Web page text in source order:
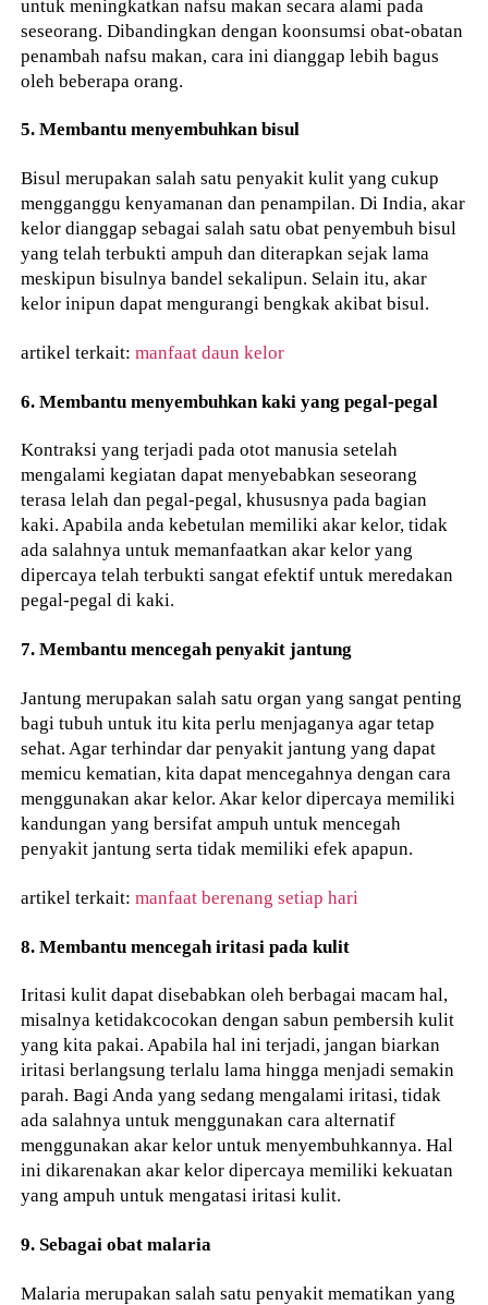
untuk meningkatkan nafsu makan secara alami pada
seseorang. Dibandingkan dengan koonsumsi obat-obatan
penambah nafsu makan, cara ini dianggap lebih bagus
oleh beberapa orang.
5. Membantu menyembuhkan bisul
Bisul merupakan salah satu penyakit kulit yang cukup
mengganggu kenyamanan dan penampilan. Di India, akar
kelor dianggap sebagai salah satu obat penyembuh bisul
yang telah terbukti ampuh dan diterapkan sejak lama
meskipun bisulnya bandel sekalipun. Selain itu, akar
kelor inipun dapat mengurangi bengkak akibat bisul.
artikel terkait:manfaat daun kelor
6. Membantu menyembuhkan kaki yang pegal-pegal
Kontraksi yang terjadi pada otot manusia setelah
mengalami kegiatan dapat menyebabkan seseorang
terasa lelah dan pegal-pegal, khususnya pada bagian
kaki. Apabila anda kebetulan memiliki akar kelor, tidak
ada salahnya untuk memanfaatkan akar kelor yang
dipercaya telah terbukti sangat efektif untuk meredakan
pegal-pegal di kaki.
7. Membantu mencegah penyakit jantung
Jantung merupakan salah satu organ yang sangat penting
bagi tubuh untuk itu kita perlu menjaganya agar tetap
sehat. Agar terhindar dar penyakit jantung yang dapat
memicu kematian, kita dapat mencegahnya dengan cara
menggunakan akar kelor. Akar kelor dipercaya memiliki
kandungan yang bersifat ampuh untuk mencegah
penyakit jantung serta tidak memiliki efek apapun.
artikel terkait:manfaat berenang setiap hari
8. Membantu mencegah iritasi pada kulit
Iritasi kulit dapat disebabkan oleh berbagai macam hal,
misalnya ketidakcocokan dengan sabun pembersih kulit
yang kita pakai. Apabila hal ini terjadi, jangan biarkan
iritasi berlangsung terlalu lama hingga menjadi semakin
parah. Bagi Anda yang sedang mengalami iritasi, tidak
ada salahnya untuk menggunakan cara alternatif
menggunakan akar kelor untuk menyembuhkannya. Hal
ini dikarenakan akar kelor dipercaya memiliki kekuatan
yang ampuh untuk mengatasi iritasi kulit.
9. Sebagai obat malaria
Malaria merupakan salah satu penyakit mematikan yang